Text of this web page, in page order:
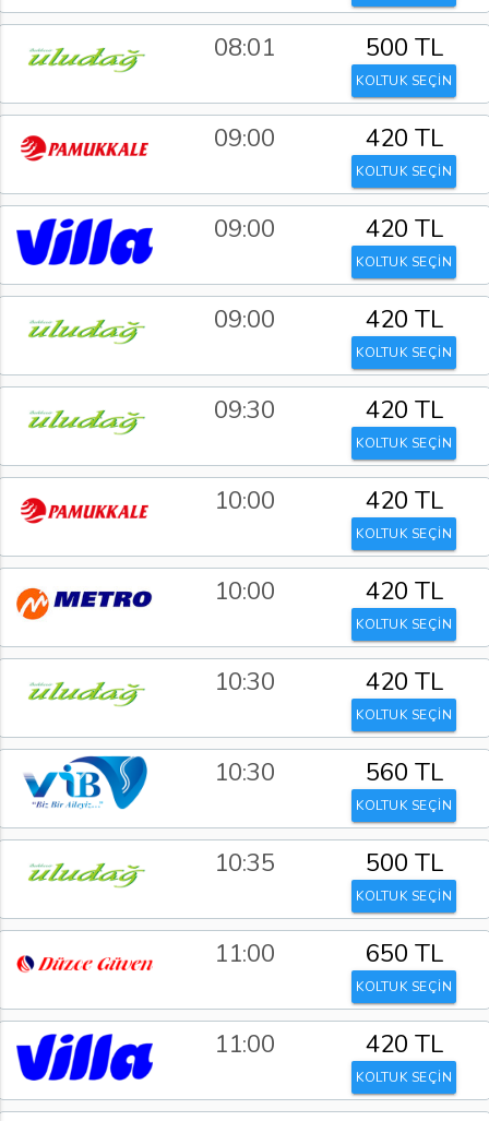
08:01 500 TL
KOLTUK SEÇİN
09:00 420 TL
KOLTUK SEÇİN
09:00 420 TL
KOLTUK SEÇİN
09:00 420 TL
KOLTUK SEÇİN
09:30 420 TL
KOLTUK SEÇİN
10:00 420 TL
KOLTUK SEÇİN
10:00 420 TL
KOLTUK SEÇİN
10:30 420 TL
KOLTUK SEÇİN
10:30 560 TL
KOLTUK SEÇİN
10:35 500 TL
KOLTUK SEÇİN
11:00 650 TL
KOLTUK SEÇİN
11:00 420 TL
KOLTUK SEÇİN